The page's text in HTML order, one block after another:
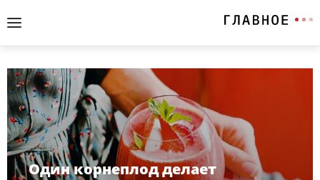
Один корнеплод делает